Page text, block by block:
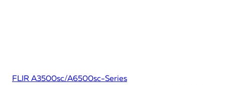
FLIR A3500sc/A6500sc-Series